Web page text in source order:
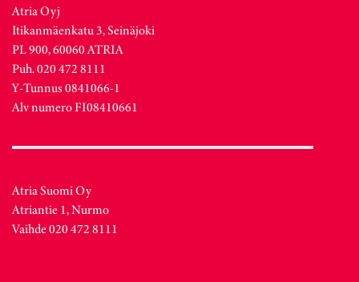
Atria Oyj
Itikanmäenkatu 3, Seinäjoki
PL 900, 60060 ATRIA
Puh. 020 472 8111
Y-Tunnus 0841066-1
Alv numero FI08410661
Atria Suomi Oy
Atriantie 1, Nurmo
Vaihde 020 472 8111